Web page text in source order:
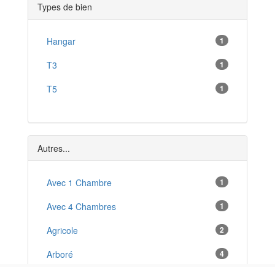
Ornex *
Péron *
Collonges *
Pont-de-Vaux *
Bellegarde-sur-Valserine *
Montluel *
Types de bien
Hangar 1
T3 1
T5 1
Autres...
Avec 1 Chambre 1
Avec 4 Chambres 1
Agricole 2
Arboré 4